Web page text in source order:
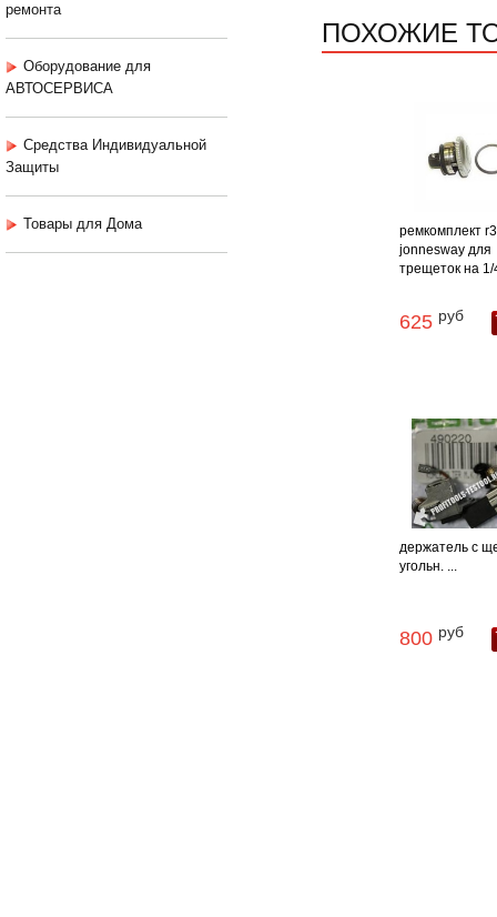
ремонта
Оборудование для
АВТОСЕРВИСА
Средства Индивидуальной
Защиты
Товары для Дома
ПОХОЖИЕ
ремкомплект
jonnesway для
трещеток на 1/
625 руб
держатель с
угольн. ...
800 руб